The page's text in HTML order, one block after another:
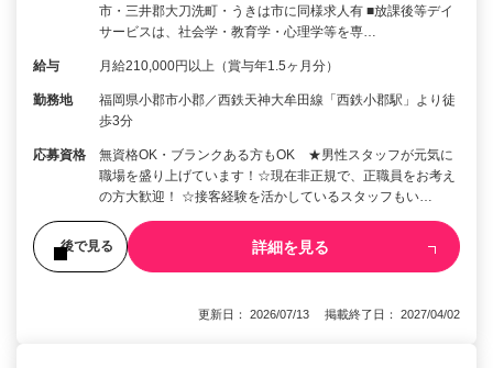
市・三井郡大刀洗町・うきは市に同様求人有 ■放課後等デイ
サービスは、社会学・教育学・心理学等を専…
給与 月給210,000円以上（賞与年1.5ヶ月分）
勤務地
福岡県小郡市小郡／西鉄天神大牟田線「西鉄小郡駅」より徒
歩3分
応募資格
無資格OK・ブランクある方もOK ★男性スタッフが元気に
職場を盛り上げています！☆現在非正規で、正職員をお考え
の方大歓迎！ ☆接客経験を活かしているスタッフもい…
後で見る 詳細を見る
更新日： 2026/07/13 掲載終了日： 2027/04/02